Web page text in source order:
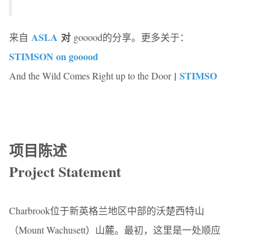
来自 ASLA 对 gooood的分享。更多关于：
STIMSON on gooood
And the Wild Comes Right up to the Door | STIMSO
项目陈述
Project Statement
Charbrook位于新英格兰地区中部的沃楚西特山
（Mount Wachusett）山麓。最初，这里是一处顺应